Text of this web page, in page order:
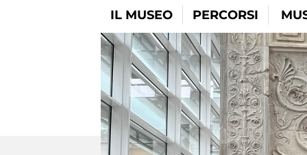
IL MUSEO PERCORSI